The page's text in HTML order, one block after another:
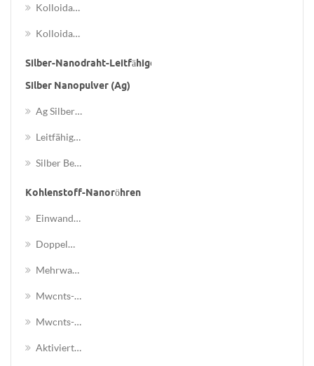
Kolloidales Platin (pt)
Kolloidales Palladium (pd)
Silber-Nanodraht-Leitfähige Tinte
Silber Nanopulver (ag)
Ag Silber-Nanopartikel / Nanopulver
Leitfähige Silberpulver
Silber Beschichtetes Kupferpulver
Kohlenstoff-Nanoröhren
Einwandige Kohlenstoff-Nanoröhren (swcnts)
Doppelwandige Kohlenstoff-Nanoröhren (dwcnts)
Mehrwandige Kohlenstoff-Nanoröhren (mwcnts)
Mwcnts-Cooh
Mwcnts-Oh
Aktiviert Mit Funktionalen Gruppen